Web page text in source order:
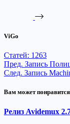
ViGo
Статей: 1263
Пред. Запись
След. Запись
Вам может понравится
Релиз Avidemux